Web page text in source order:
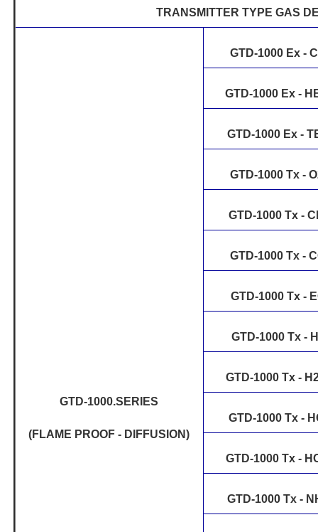
TRANSMITTER TYPE GAS
GTD-1000.SERIES
(FLAME PROOF - DIFFUSION)
GTD-1000 Ex -
GTD-1000 Ex -
GTD-1000 Ex -
GTD-1000 Tx -
GTD-1000 Tx -
GTD-1000 Tx -
GTD-1000 Tx -
GTD-1000 Tx -
GTD-1000 Tx -
GTD-1000 Tx -
GTD-1000 Tx -
GTD-1000 Tx -